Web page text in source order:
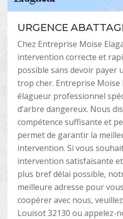
URGENCE
Chez Entreprise Moise
intervention correcte et
possible sans devoir payer
trop cher. Entreprise Moise
élagueur professionnel
d’arbre dangereux. Nous
compétence suffisante et
permet de garantir la
intervention. Si vous
intervention satisfaisante
plus bref délai possible,
meilleure adresse pour
coopérer avec nous,
Louisot 32130 ou appelez-